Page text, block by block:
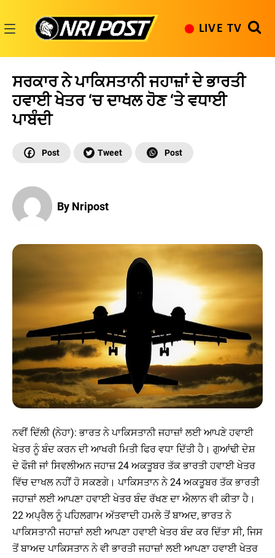
content
LIVE TV
ਸਰਕਾਰ ਨੇ ਪਾਕਿਸਤਾਨੀ ਜਹਾਜ਼ਾਂ ਦੇ ਭਾਰਤੀ
ਹਵਾਈ ਖੇਤਰ ‘ਚ ਦਾਖਲ ਹੋਣ ‘ਤੇ ਵਧਾਈ
ਪਾਬੰਦੀ
By Nripost
ਨਵੀਂ ਦਿੱਲੀ (ਨੇਹਾ): ਭਾਰਤ ਨੇ ਪਾਕਿਸਤਾਨੀ ਜਹਾਜ਼ਾਂ ਲਈ ਆਪਣੇ ਹਵਾਈ
ਖੇਤਰ ਨੂੰ ਬੰਦ ਕਰਨ ਦੀ ਆਖਰੀ ਮਿਤੀ ਫਿਰ ਵਧਾ ਦਿੱਤੀ ਹੈ। ਗੁਆਂਢੀ ਦੇਸ਼
ਦੇ ਫੌਜੀ ਜਾਂ ਸਿਵਲੀਅਨ ਜਹਾਜ਼ 24 ਅਕਤੂਬਰ ਤੱਕ ਭਾਰਤੀ ਹਵਾਈ ਖੇਤਰ
ਵਿੱਚ ਦਾਖਲ ਨਹੀਂ ਹੋ ਸਕਣਗੇ। ਪਾਕਿਸਤਾਨ ਨੇ 24 ਅਕਤੂਬਰ ਤੱਕ ਭਾਰਤੀ
ਜਹਾਜ਼ਾਂ ਲਈ ਆਪਣਾ ਹਵਾਈ ਖੇਤਰ ਬੰਦ ਰੱਖਣ ਦਾ ਐਲਾਨ ਵੀ ਕੀਤਾ ਹੈ।
22 ਅਪ੍ਰੈਲ ਨੂੰ ਪਹਿਲਗਾਮ ਅੱਤਵਾਦੀ ਹਮਲੇ ਤੋਂ ਬਾਅਦ, ਭਾਰਤ ਨੇ
ਪਾਕਿਸਤਾਨੀ ਜਹਾਜ਼ਾਂ ਲਈ ਆਪਣਾ ਹਵਾਈ ਖੇਤਰ ਬੰਦ ਕਰ ਦਿੱਤਾ ਸੀ, ਜਿਸ
ਤੋਂ ਬਾਅਦ ਪਾਕਿਸਤਾਨ ਨੇ ਵੀ ਭਾਰਤੀ ਜਹਾਜ਼ਾਂ ਲਈ ਆਪਣਾ ਹਵਾਈ ਖੇਤਰ